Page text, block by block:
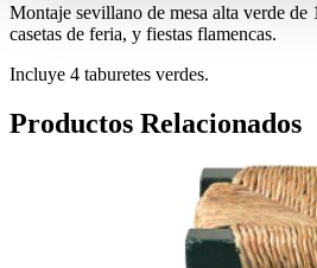
Montaje sevillano de mesa alta verde de
casetas de feria, y fiestas flamencas.
Incluye 4 taburetes verdes.
Productos Relacionados